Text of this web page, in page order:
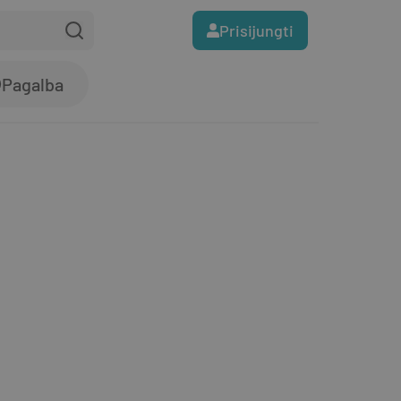
Prisijungti
Pagalba